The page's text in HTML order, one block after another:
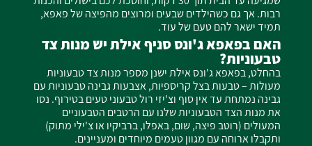
רבות. אך גם כשהילדים שבעים ומרוצים מהפיצה של פאפא,
תמיד ישאר להם טעם של עוד.
האם בפאפא ג'ונס סניף אילת יש מנות צד
טבעוניות?
בהחלט, בפאפא ג'ונס אילת ישנן מספר מנות צד טבעוניות
מעולות – טבעות בצל קריספיות, אצבעות גבינה טבעוניות עם
גבינה נמתחת עד אין סוף וצ'יזי רול טבעוני טעים בטירוף. נסו
את מנות הצד הטבעוניות שלנו עם הרטבים הטבעוניים
המעולים (רוטב פיצה, שום, באפלו, ברביקיו או צ'ילי מתוק)
ותקבלו ארוחה עם מגוון טעמים מיוחדים ומעניינים.